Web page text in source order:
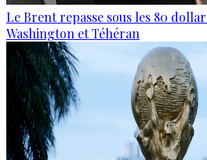
Le Brent repasse sous les 80
Washington et Téhéran